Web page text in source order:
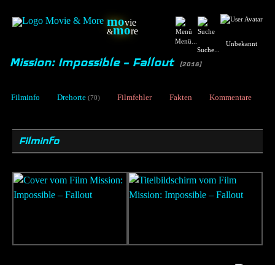
movie
&more
Menü...
Suche...
Unbekannt
Mission: Impossible – Fallout [2018]
Filminfo Drehorte (70) Filmfehler Fakten Kommentare
Filminfo